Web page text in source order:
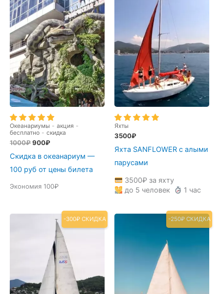
Океанариумы - акция -
бесплатно - скидка
1000₽Первоначальная
составляла
1000₽.
900₽Текущая
900₽.
Скидка в океанариум —
100 руб от цены билета
Экономия 100₽
Яхты
3500₽
Яхта SANFLOWER с алыми
парусами
3500₽за яхту
до 5 человек
1 час
-300₽ СКИДКА -250₽ СКИДКА